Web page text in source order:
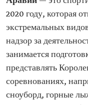
2020 году, которая
экстремальных
надзор за
занимается
представлять
соревнованиях,
сноуборд, горные